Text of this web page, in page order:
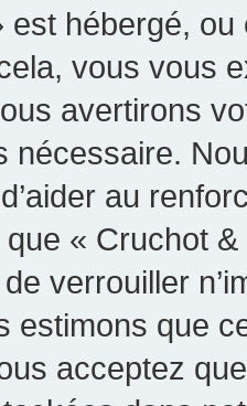
est hébergé,
vous vous
avertirons
nécessaire.
au
« Cruchot
verrouiller
estimons que
acceptez